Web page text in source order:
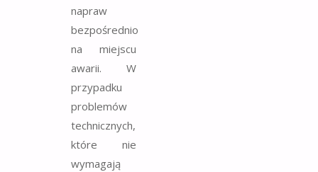
napraw
bezpośrednio
na miejscu
awarii. W
przypadku
problemów
technicznych,
które nie
wymagają